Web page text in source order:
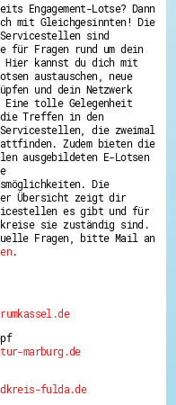
Engagement-Lotse? Dann
mit Gleichgesinnten! Die
Servicestellen sind
für Fragen rund um dein
Hier kannst du dich mit
austauschen, neue
und dein Netzwerk
Eine tolle Gelegenheit
Treffen in den
Servicestellen, die zweimal
Zudem bieten die
ausgebildeten E-Lotsen
Die
Übersicht zeigt dir
es gibt und für
sie zuständig sind.
Fragen, bitte Mail an
.
marburg.de
fulda.de